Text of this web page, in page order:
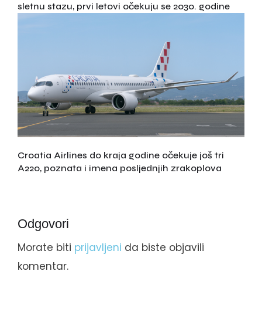
sletnu stazu, prvi letovi očekuju se 2030. godine
Croatia Airlines do kraja godine očekuje još tri
A220, poznata i imena posljednjih zrakoplova
Odgovori
Morate biti prijavljeni da biste objavili
komentar.